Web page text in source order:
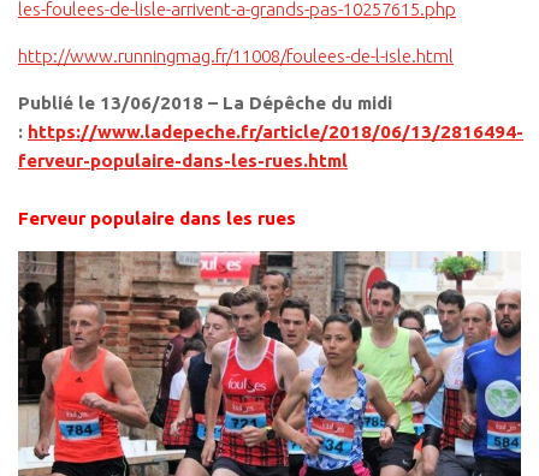
les-foulees-de-lisle-arrivent-a-grands-pas-10257615.php
http://www.runningmag.fr/11008/foulees-de-l-isle.html
Publié le 13/06/2018 – La Dépêche du midi
: https://www.ladepeche.fr/article/2018/06/13/2816494-
ferveur-populaire-dans-les-rues.html
Ferveur populaire dans les rues